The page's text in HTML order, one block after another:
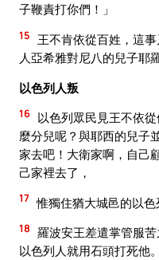
子鞭責打你們！」
15 王不肯依從百姓，這
人亞希雅對尼八的兒子耶
以色列人叛
16 以色列眾民見王不依
麼分兒呢？與耶西的兒子
家去吧！大衛家啊，自己
己家裡去了，
17 惟獨住猶大城邑的以色
18 羅波安王差遣掌管服
以色列人就用石頭打死他